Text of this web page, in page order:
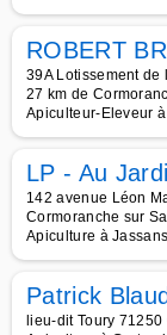
ROBERT
39A Lotissement de
27 km de
Apiculteur-Eleveur
LP - Au
142 avenue Léon
Cormoranche sur
Apiculture à
Patrick
lieu-dit Toury